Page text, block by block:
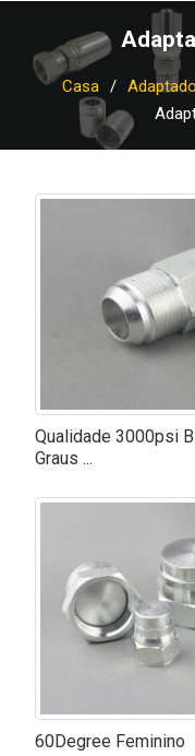
Casa
Qualidade 3000psi
Graus ...
60Degree Feminino